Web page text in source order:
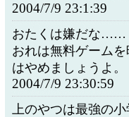
2004/7/9 23:1:39
おたくは嫌だな……
おれは無料ゲーム
はやめましょうよ。
2004/7/9 23:30:59
上のやつは最強の